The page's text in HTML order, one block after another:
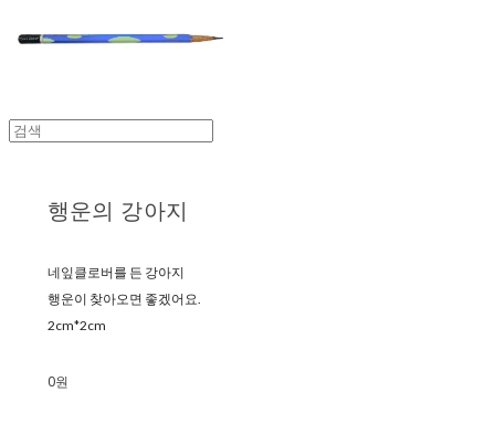
행운의 강아지
네잎클로버를 든 강아지
행운이 찾아오면 좋겠어요.
2cm*2cm
0원